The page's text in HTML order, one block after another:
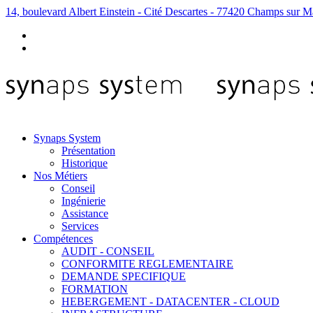
14, boulevard Albert Einstein - Cité Descartes - 77420 Champs sur
Synaps System
Présentation
Historique
Nos Métiers
Conseil
Ingénierie
Assistance
Services
Compétences
AUDIT - CONSEIL
CONFORMITE REGLEMENTAIRE
DEMANDE SPECIFIQUE
FORMATION
HEBERGEMENT - DATACENTER - CLOUD